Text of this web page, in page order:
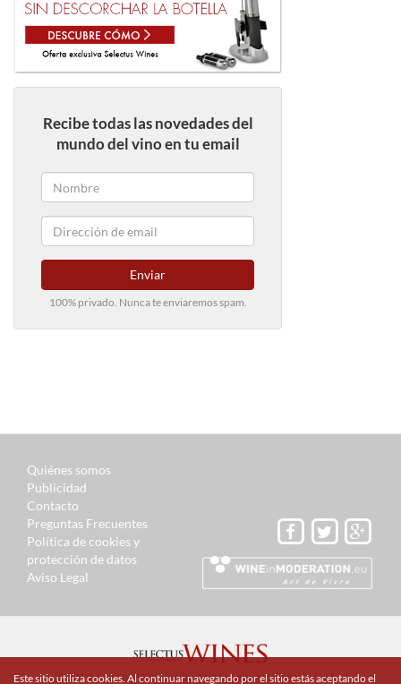
Recibe todas las novedades del
mundo del vino en tu email
Enviar
100% privado. Nunca te enviaremos spam.
Quiénes somos
Publicidad
Contacto
Preguntas Frecuentes
Política de cookies y
protección de datos
Aviso Legal
© 2015 Selectus Wines published by Selectus Magazines S.L.
Este sitio utiliza cookies. Al continuar navegando por el sitio estás aceptando el